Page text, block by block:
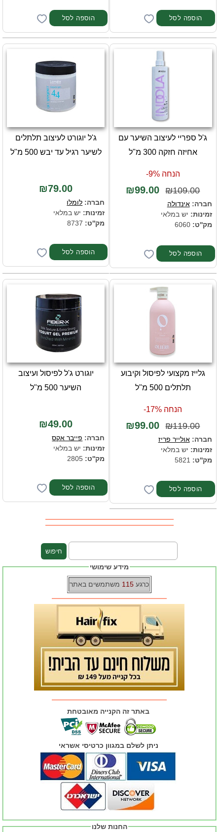
ג'ל ספריי לעיצוב השיער עם
אחיזה חזקה 300 מ"ל
הנחה 9%-
₪109.00
₪99.00
חברה:אינדולה
זמינות: יש במלאי
מק''ט: 6060
ג'ל יוגורט לעיצוב תלתלים
לשיער רגיל עד יבש 500 מ"ל
₪79.00
חברה: לומלו
זמינות: יש במלאי
מק''ט:
גלייז מקצועי לפיסול וקיבוע
תלתלים 500 מ"ל
הנחה 17%-
₪119.00
₪99.00
חברה:אולייר פריז
זמינות: יש במלאי
מק''ט:
יוגורט ג'ל לפיסול ועיצוב
השיער 500 מ"ל
₪49.00
חברה: פייבר אקס
זמינות: יש במלאי
מק''ט:
מידע שימושי
כרגע 115 משתמשים באתר
החנות שלנו